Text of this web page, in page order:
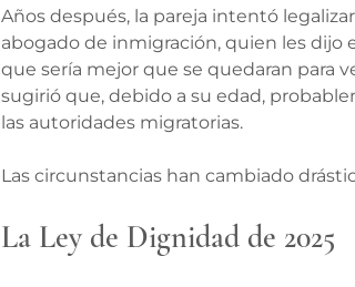
Años después, la pareja intentó
abogado de inmigración, quien les
que sería mejor que se quedaran para
sugirió que, debido a su edad,
las autoridades migratorias.
Las circunstancias han cambiado
La Ley de Dignidad de 2025